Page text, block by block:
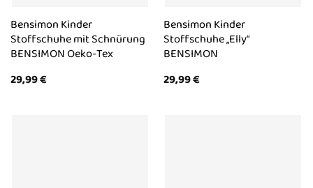
Bensimon Kinder
Stoffschuhe mit Schnürung
BENSIMON Oeko-Tex
29,99€
Bensimon Kinder
Stoffschuhe „Elly“
BENSIMON
29,99€